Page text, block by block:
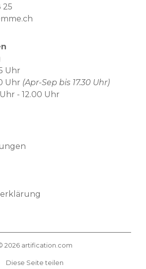
25
Uhr
Uhr (Apr-Sep bis 17.30 Uhr)
- 12.00 Uhr
2026 artification.com
Diese Seite teilen